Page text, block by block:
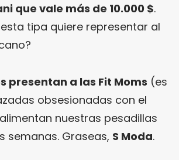
que vale más de 10.000 $.
esta tipa quiere representar al
presentan a las Fit Moms (es
obsesionadas con el
nuestras pesadillas
semanas. Graseas, S Moda.